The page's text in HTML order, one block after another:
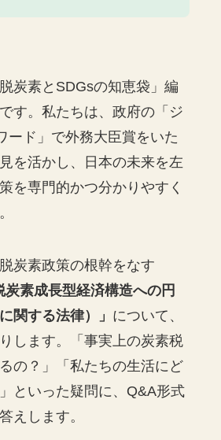
炭素とSDGsの知恵袋」編
す。私たちは、政府の「ジ
ード」で外務大臣賞をいた
を活かし、日本の未来を左
を専門的かつ分かりやすく
炭素政策の根幹をなす
炭素成長型経済構造への円
関する法律）」 について、
します。「事実上の炭素税
の？」「私たちの生活にど
といった疑問に、Q&A形式
えします。